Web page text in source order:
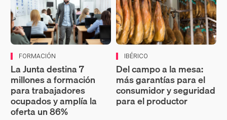
FORMACIÓN
La Junta destina 7
millones a formación
para trabajadores
ocupados y amplía la
oferta un 86%
IBÉRICO
Del campo a la mesa:
más garantías para el
consumidor y seguridad
para el productor